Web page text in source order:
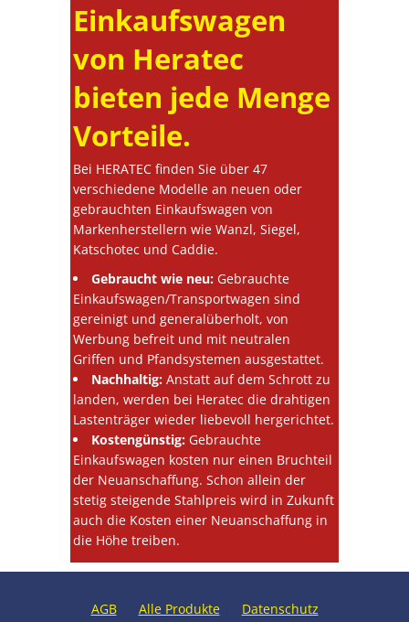
Einkaufswagen
von Heratec
bieten jede Menge
Vorteile.
Bei HERATEC finden Sie über 47
verschiedene Modelle an neuen oder
gebrauchten Einkaufswagen von
Markenherstellern wie Wanzl, Siegel,
Katschotec und Caddie.
Gebraucht wie neu: Gebrauchte
Einkaufswagen/Transportwagen sind
gereinigt und generalüberholt, von
Werbung befreit und mit neutralen
Griffen und Pfandsystemen ausgestattet.
Nachhaltig: Anstatt auf dem Schrott zu
landen, werden bei Heratec die drahtigen
Lastenträger wieder liebevoll hergerichtet.
Kostengünstig: Gebrauchte
Einkaufswagen kosten nur einen Bruchteil
der Neuanschaffung. Schon allein der
stetig steigende Stahlpreis wird in Zukunft
auch die Kosten einer Neuanschaffung in
die Höhe treiben.
AGB Alle Produkte Datenschutz